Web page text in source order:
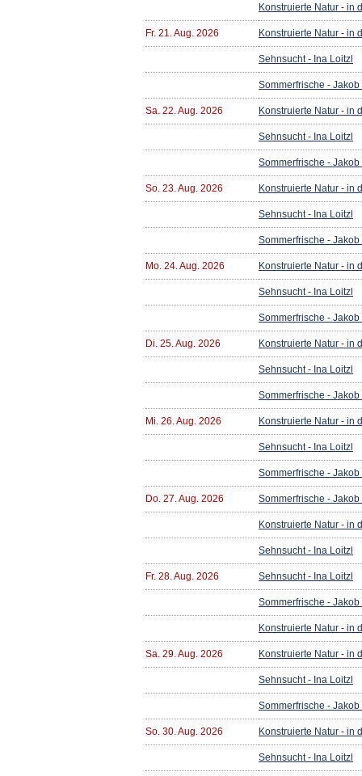
Konstruierte Natur - in
Fr. 21. Aug. 2026 Konstruierte Natur - in
Sehnsucht - Ina Loitzl
Sommerfrische -
Sa. 22. Aug. 2026 Konstruierte Natur - in
Sehnsucht - Ina Loitzl
Sommerfrische -
So. 23. Aug. 2026 Konstruierte Natur - in
Sehnsucht - Ina Loitzl
Sommerfrische -
Mo. 24. Aug. 2026 Konstruierte Natur - in
Sehnsucht - Ina Loitzl
Sommerfrische -
Di. 25. Aug. 2026 Konstruierte Natur - in
Sehnsucht - Ina Loitzl
Sommerfrische -
Mi. 26. Aug. 2026 Konstruierte Natur - in
Sehnsucht - Ina Loitzl
Sommerfrische -
Do. 27. Aug. 2026 Sommerfrische -
Konstruierte Natur - in
Sehnsucht - Ina Loitzl
Fr. 28. Aug. 2026 Sehnsucht - Ina Loitzl
Sommerfrische -
Konstruierte Natur - in
Sa. 29. Aug. 2026 Konstruierte Natur - in
Sehnsucht - Ina Loitzl
Sommerfrische -
So. 30. Aug. 2026 Konstruierte Natur - in
Sehnsucht - Ina Loitzl